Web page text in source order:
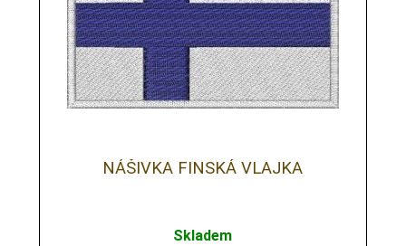
NÁŠIVKA FINSKÁ VLAJKA
Skladem